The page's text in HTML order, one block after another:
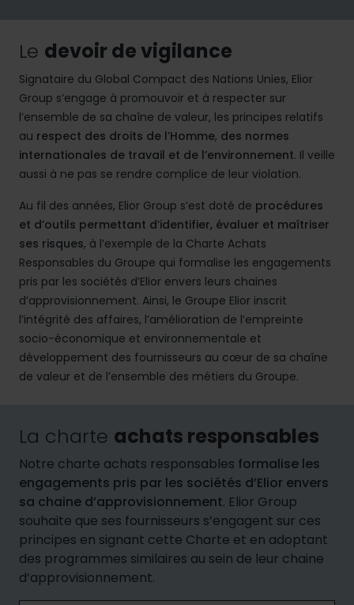
Le devoir de vigilance
Signataire du Global Compact des Nations Unies, Elior
Group s’engage à promouvoir et à respecter sur
l’ensemble de sa chaîne de valeur, les principes relatifs
au respect des droits de l’Homme, des normes
internationales de travail et de l’environnement. Il veille
aussi à ne pas se rendre complice de leur violation.
Au fil des années, Elior Group s’est doté de procédures
et d’outils permettant d’identifier, évaluer et maîtriser
ses risques, à l’exemple de la Charte Achats
Responsables du Groupe qui formalise les engagements
pris par les sociétés d’Elior envers leurs chaines
d’approvisionnement. Ainsi, le Groupe Elior inscrit
l’intégrité des affaires, l’amélioration de l’empreinte
socio-économique et environnementale et
développement des fournisseurs au cœur de sa chaîne
de valeur et de l’ensemble des métiers du Groupe.
La charte achats responsables
Notre charte achats responsables formalise les
engagements pris par les sociétés d’Elior envers
sa chaine d’approvisionnement. Elior Group
souhaite que ses fournisseurs s’engagent sur ces
principes en signant cette Charte et en adoptant
des programmes similaires au sein de leur chaine
d’approvisionnement.